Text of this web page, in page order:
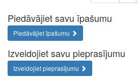
Piedāvājiet savu īpašumu
Piedāvājiet īpašumu
Izveidojiet savu pieprasījumu
Izveidojiet pieprasījumu